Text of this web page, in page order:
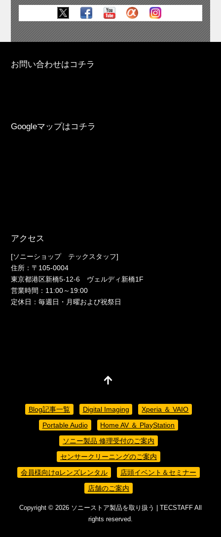
お問い合わせはコチラ
Googleマップはコチラ
アクセス
[ソニーショップ テックスタッフ]
住所：〒105-0004
東京都港区新橋5-12-6 ヴェルディ新橋1F
営業時間：11:00～19:00
定休日：毎週日・月曜および祝祭日
Blog記事一覧 Digital Imaging
Xperia ＆ VAIO
Portable Audio
Home AV ＆ PlayStation
ソニー製品 修理受付のご案内
センサークリーニングのご案内
会員様向けαレンズレンタル
店頭イベント＆セミナー
店舗のご案内
Copyright © 2026 ソニーストア製品を取り扱う | TECSTAFF All
rights reserved.